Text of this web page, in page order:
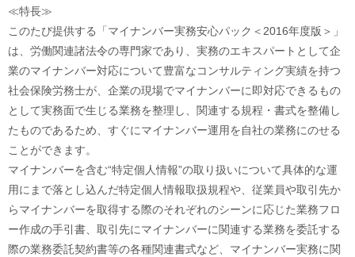
≪特長≫
このたび提供する「マイナンバー実務安心パック＜2016年度版＞」
は、労働関連諸法令の専門家であり、実務のエキスパートとして企
業のマイナンバー対応について豊富なコンサルティング実績を持つ
社会保険労務士が、企業の現場でマイナンバーに即対応できるもの
として実務面で生じる業務を整理し、関連する規程・書式を整備し
たものであるため、すぐにマイナンバー運用を自社の業務にのせる
ことができます。
マイナンバーを含む“特定個人情報”の取り扱いについて具体的な運
用にまで落とし込んだ特定個人情報取扱規程や、従業員や取引先か
らマイナンバーを取得する際のそれぞれのシーンに応じた業務フロ
ー作成の手引書、取引先にマイナンバーに関連する業務を委託する
際の業務委託契約書等の各種関連書式など、マイナンバー実務に関